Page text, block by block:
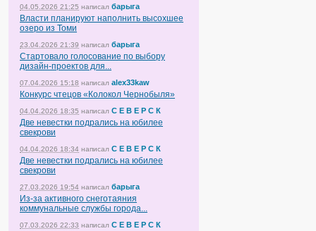
04.05.2026 21:25 написал барыга
Власти планируют наполнить высохшее
озеро из Томи
23.04.2026 21:39 написал барыга
Стартовало голосование по выбору
дизайн-проектов для...
07.04.2026 15:18 написал alex33kaw
Конкурс чтецов «Колокол Чернобыля»
04.04.2026 18:35 написал С Е В Е Р С К
Две невестки подрались на юбилее
свекрови
04.04.2026 18:34 написал С Е В Е Р С К
Две невестки подрались на юбилее
свекрови
27.03.2026 19:54 написал барыга
Из-за активного снеготаяния
коммунальные службы города...
07.03.2026 22:33 написал С Е В Е Р С К